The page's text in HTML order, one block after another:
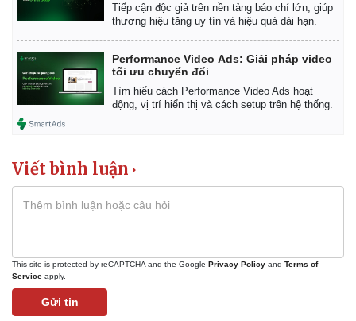
Tiếp cận độc giả trên nền tảng báo chí lớn, giúp
thương hiệu tăng uy tín và hiệu quả dài hạn.
Performance Video Ads: Giải pháp video
tối ưu chuyển đổi
Tìm hiểu cách Performance Video Ads hoạt
động, vị trí hiển thị và cách setup trên hệ thống.
Viết bình luận
This site is protected by reCAPTCHA and the Google Privacy Policy and Terms of
Service apply.
Gửi tin